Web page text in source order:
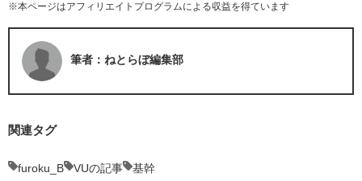
※本ページはアフィリエイトプログラムによる収益を得ています
筆者：ねとらぼ編集部
関連タグ
furoku_B VUの記事 基幹